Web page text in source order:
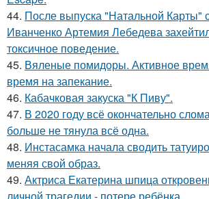
44. После выпуска "Натальной Карты"
Иванченко Артемия Лебедева
токсичное поведение.
45. Вяленые помидоры. Активное
время на запекание.
46. Кабачковая закуска "К Пиву".
47. В 2020 году всё окончательно
больше не тянула всё одна.
48. Инстасамка начала сводить
меняя свой образ.
49. Актриса Екатерина шпица